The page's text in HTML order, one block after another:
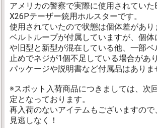
アメリカの警察で実際に使用されていた
X26Pテーザー銃用ホルスターです。
使用されていたので状態は個体差があり
ベルトループが付属していますが、個体
や旧型と新型が混在している他、一部
止めでネジが1個不足している場合があ
パッケージや説明書など付属品はありま
※スポット入荷商品につきましては、次
定となっております。
再入荷のないアイテムもございますので
見逃しなく！